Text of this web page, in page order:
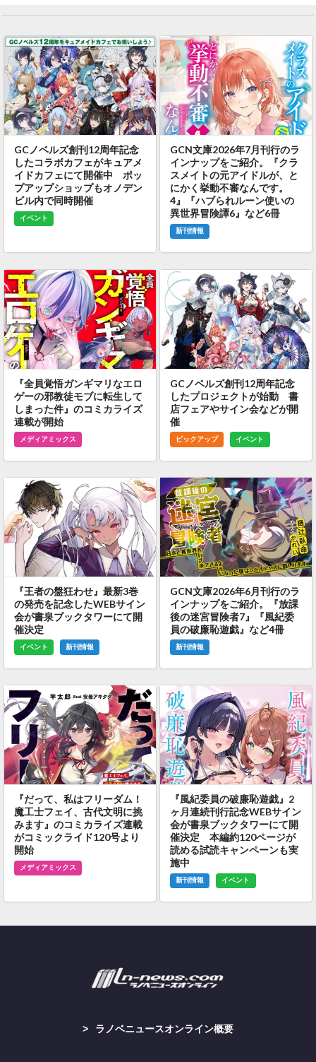
GCノベルズ創刊12周年記念
したコラボカフェがキュアメ
イドカフェにて開催中 ポッ
プアップショップもオノデン
ビル内で同時開催
イベント
GCN文庫2026年7月刊行のラ
インナップをご紹介。『クラ
スメイトの元アイドルが、と
にかく挙動不審なんです。
4』『ハブられルーン使いの
異世界冒険譚6』など6冊
新刊情報
『全員覚悟ガンギマリなエロ
ゲーの邪教徒モブに転生して
しまった件』のコミカライズ
連載が開始
メディアミックス
GCノベルズ創刊12周年記念
したプロジェクトが始動 書
店フェアやサイン会などが開
催
ピックアップ イベント
『王者の盤狂わせ』最新3巻
の発売を記念したWEBサイン
会が書泉ブックタワーにて開
催決定
イベント 新刊情報
GCN文庫2026年6月刊行のラ
インナップをご紹介。『放課
後の迷宮冒険者7』『風紀委
員の破廉恥遊戯』など4冊
新刊情報
『だって、私はフリーダム！
魔工士フェイ、古代文明に挑
みます』のコミカライズ連載
がコミックライド120号より
開始
メディアミックス
『風紀委員の破廉恥遊戯』2
ヶ月連続刊行記念WEBサイン
会が書泉ブックタワーにて開
催決定 本編約120ページが
読める試読キャンペーンも実
施中
新刊情報 イベント
ラノベニュースオンライン概要